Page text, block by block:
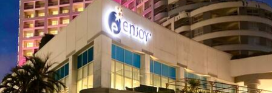
Eventos Corporativos
El Cronista Studio
Mediakit
abre en nueva pestaña
Argentina